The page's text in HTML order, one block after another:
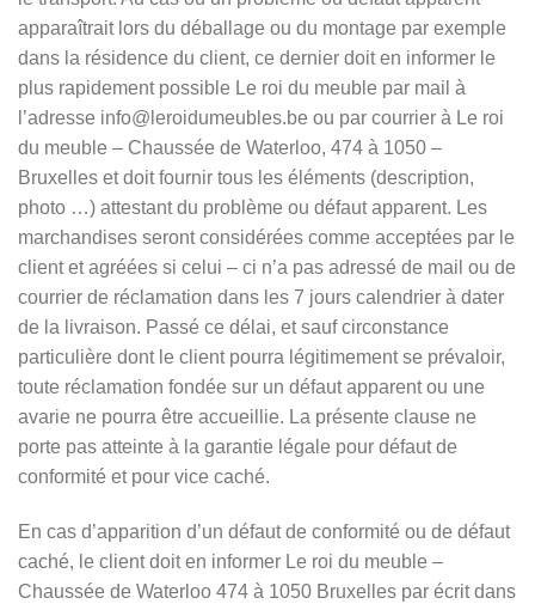
apparaîtrait lors du déballage ou du montage par exemple
dans la résidence du client, ce dernier doit en informer le
plus rapidement possible Le roi du meuble par mail à
l’adresse info@leroidumeubles.be ou par courrier à Le roi
du meuble – Chaussée de Waterloo, 474 à 1050 –
Bruxelles et doit fournir tous les éléments (description,
photo …) attestant du problème ou défaut apparent. Les
marchandises seront considérées comme acceptées par le
client et agréées si celui – ci n’a pas adressé de mail ou de
courrier de réclamation dans les 7 jours calendrier à dater
de la livraison. Passé ce délai, et sauf circonstance
particulière dont le client pourra légitimement se prévaloir,
toute réclamation fondée sur un défaut apparent ou une
avarie ne pourra être accueillie. La présente clause ne
porte pas atteinte à la garantie légale pour défaut de
conformité et pour vice caché.
En cas d’apparition d’un défaut de conformité ou de défaut
caché, le client doit en informer Le roi du meuble –
Chaussée de Waterloo 474 à 1050 Bruxelles par écrit dans